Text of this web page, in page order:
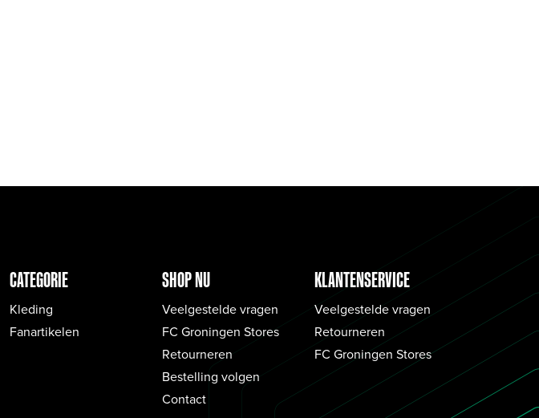
CATEGORIE
Kleding
Fanartikelen
SHOP NU
Veelgestelde vragen
FC Groningen Stores
Retourneren
Bestelling volgen
Contact
KLANTENSERVICE
Veelgestelde vragen
Retourneren
FC Groningen Stores